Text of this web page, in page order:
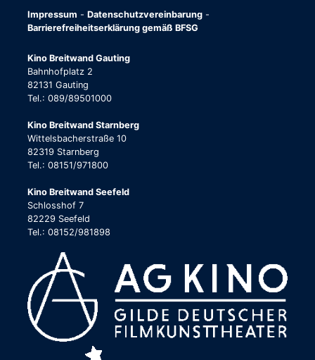
Impressum - Datenschutzvereinbarung -
Barrierefreiheitserklärung gemäß BFSG
Kino Breitwand Gauting
Bahnhofplatz 2
82131 Gauting
Tel.: 089/89501000
Kino Breitwand Starnberg
Wittelsbacherstraße 10
82319 Starnberg
Tel.: 08151/971800
Kino Breitwand Seefeld
Schlosshof 7
82229 Seefeld
Tel.: 08152/981898